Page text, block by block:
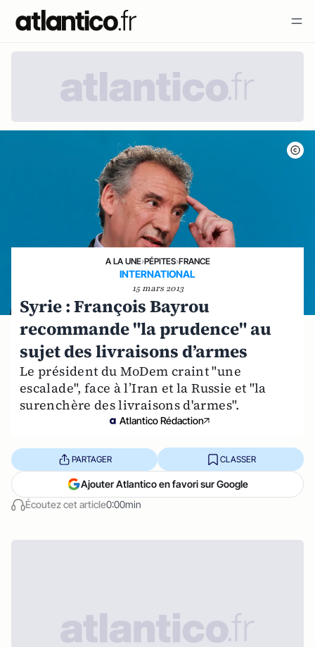
A LA UNE›PÉPITES›FRANCE
INTERNATIONAL
15 mars 2013
Syrie : François Bayrou
recommande "la prudence" au
sujet des livraisons d’armes
Le président du MoDem craint "une
escalade", face à l’Iran et la Russie et "la
surenchère des livraisons d'armes".
Atlantico Rédaction
Écoutez cet article0:00min
PARTAGER CLASSER
Ajouter Atlantico en favori sur Google